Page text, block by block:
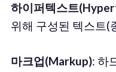
하이퍼텍스트
위해 구성된 텍스트(
마크업(Markup): 하